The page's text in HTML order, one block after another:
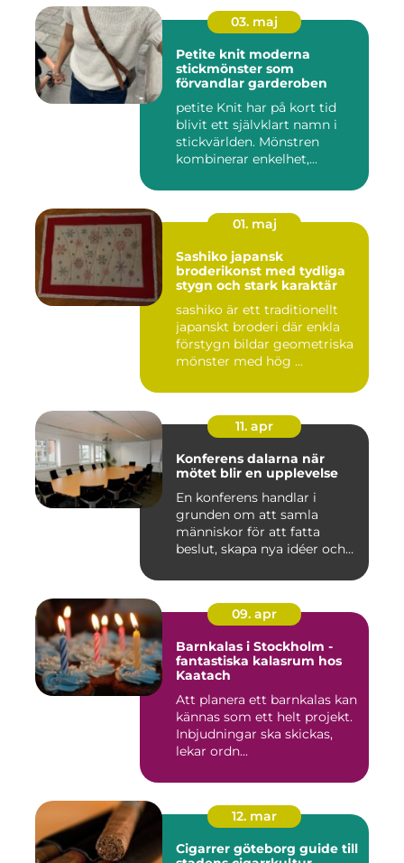
03. maj
Petite knit moderna
stickmönster som
förvandlar garderoben
petite Knit har på kort tid
blivit ett självklart namn i
stickvärlden. Mönstren
kombinerar enkelhet,...
01. maj
Sashiko japansk
broderikonst med tydliga
stygn och stark karaktär
sashiko är ett traditionellt
japanskt broderi där enkla
förstygn bildar geometriska
mönster med hög ...
11. apr
Konferens dalarna när
mötet blir en upplevelse
En konferens handlar i
grunden om att samla
människor för att fatta
beslut, skapa nya idéer och
09. apr
Barnkalas i Stockholm -
fantastiska kalasrum hos
Kaatach
Att planera ett barnkalas kan
kännas som ett helt projekt.
Inbjudningar ska skickas,
lekar ordn...
12. mar
Cigarrer göteborg guide till